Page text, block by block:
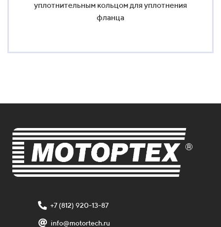
уплотнительным кольцом для уплотнения
фланца
+7 (812) 920-13-87
info@motortech.ru